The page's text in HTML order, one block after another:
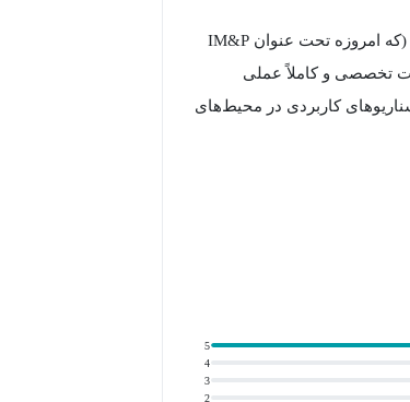
در دنیای ارتباطات یکپارچه (Unified Communications)، سیستم Cisco CUPS (که امروزه تحت عنوان IM&P
تخصصی و کاملاً عملی
کاربردی در محیط‌های
2
3
4
5